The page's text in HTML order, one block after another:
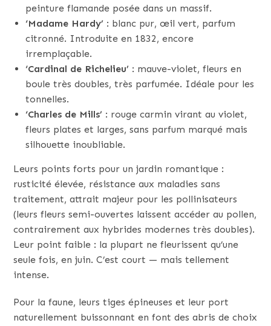
peinture flamande posée dans un massif.
‘Madame Hardy’ : blanc pur, œil vert, parfum
citronné. Introduite en 1832, encore
irremplaçable.
‘Cardinal de Richelieu’ : mauve-violet, fleurs en
boule très doubles, très parfumée. Idéale pour les
tonnelles.
‘Charles de Mills’ : rouge carmin virant au violet,
fleurs plates et larges, sans parfum marqué mais
silhouette inoubliable.
Leurs points forts pour un jardin romantique :
rusticité élevée, résistance aux maladies sans
traitement, attrait majeur pour les pollinisateurs
(leurs fleurs semi-ouvertes laissent accéder au pollen,
contrairement aux hybrides modernes très doubles).
Leur point faible : la plupart ne fleurissent qu’une
seule fois, en juin. C’est court — mais tellement
intense.
Pour la faune, leurs tiges épineuses et leur port
naturellement buissonnant en font des abris de choix